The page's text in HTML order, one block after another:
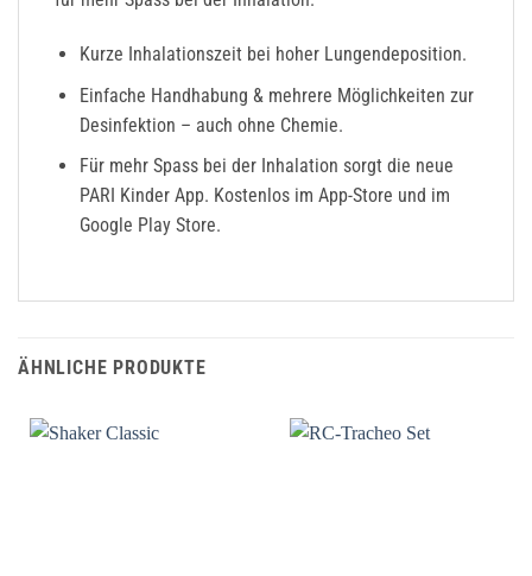
Kurze Inhalationszeit bei hoher Lungendeposition.
Einfache Handhabung & mehrere Möglichkeiten zur
Desinfektion – auch ohne Chemie.
Für mehr Spass bei der Inhalation sorgt die neue
PARI Kinder App. Kostenlos im App-Store und im
Google Play Store.
ÄHNLICHE PRODUKTE